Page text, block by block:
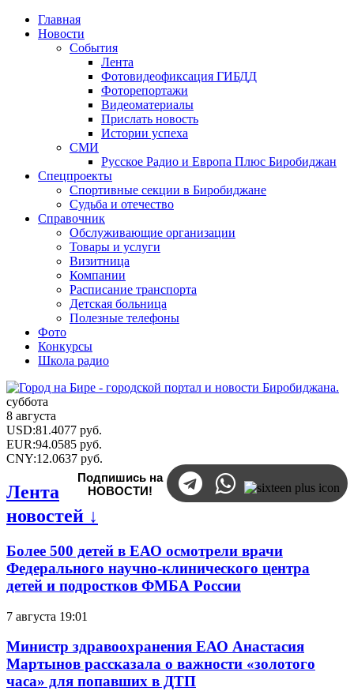
Главная
Новости
События
Лента
Фотовидеофиксация ГИБДД
Фоторепортажи
Видеоматериалы
Прислать новость
Истории успеха
СМИ
Русское Радио и Европа Плюс Биробиджан
Спецпроекты
Спортивные секции в Биробиджане
Судьба и отечество
Справочник
Обслуживающие организации
Товары и услуги
Визитница
Компании
Расписание транспорта
Детская больница
Полезные телефоны
Фото
Конкурсы
Школа радио
суббота
8 августа
USD:81.4077 руб.
EUR:94.0585 руб.
CNY:12.0637 руб.
Подпишись на
НОВОСТИ!
Лента
новостей ↓
Более 500 детей в ЕАО осмотрели врачи
Федерального научно-клинического центра
детей и подростков ФМБА России
7 августа 19:01
Министр здравоохранения ЕАО Анастасия
Мартынов рассказала о важности «золотого
часа» для попавших в ДТП